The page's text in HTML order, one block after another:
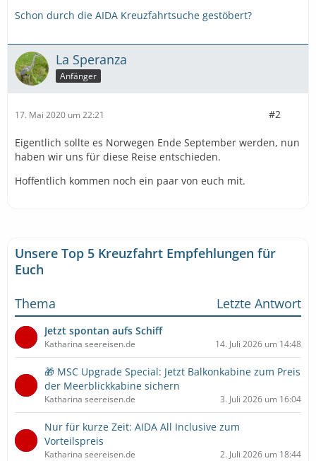
Schon durch die AIDA Kreuzfahrtsuche gestöbert?
La Speranza
Anfänger
17. Mai 2020 um 22:21 #2
Eigentlich sollte es Norwegen Ende September werden, nun
haben wir uns für diese Reise entschieden.
Hoffentlich kommen noch ein paar von euch mit.
Unsere Top 5 Kreuzfahrt Empfehlungen für
Euch
Thema
Letzte Antwort
Jetzt spontan aufs Schiff
Katharina seereisen.de 14. Juli 2026 um 14:48
🎁 MSC Upgrade Special: Jetzt Balkonkabine zum Preis
der Meerblickkabine sichern
Katharina seereisen.de 3. Juli 2026 um 16:04
Nur für kurze Zeit: AIDA All Inclusive zum
Vorteilspreis
Katharina seereisen.de 2. Juli 2026 um 18:44